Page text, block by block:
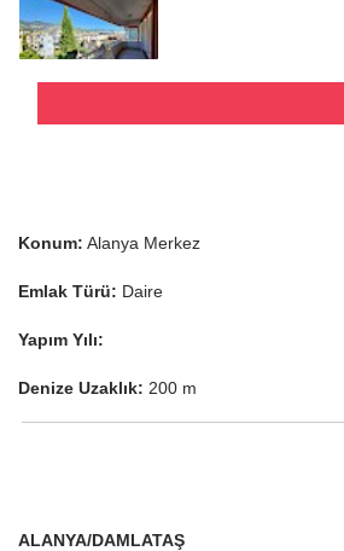
Konum: Alanya Merkez
Emlak Türü: Daire
Yapım Yılı:
Denize Uzaklık: 200 m
ALANYA/DAMLATAŞ